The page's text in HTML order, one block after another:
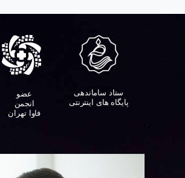
ستاد ساماندهی
پایگاه های اینترنتی
عضو
انجمن
فاوا تهران